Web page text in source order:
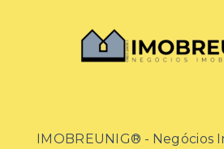
IMOBREUNIG® - Negócios